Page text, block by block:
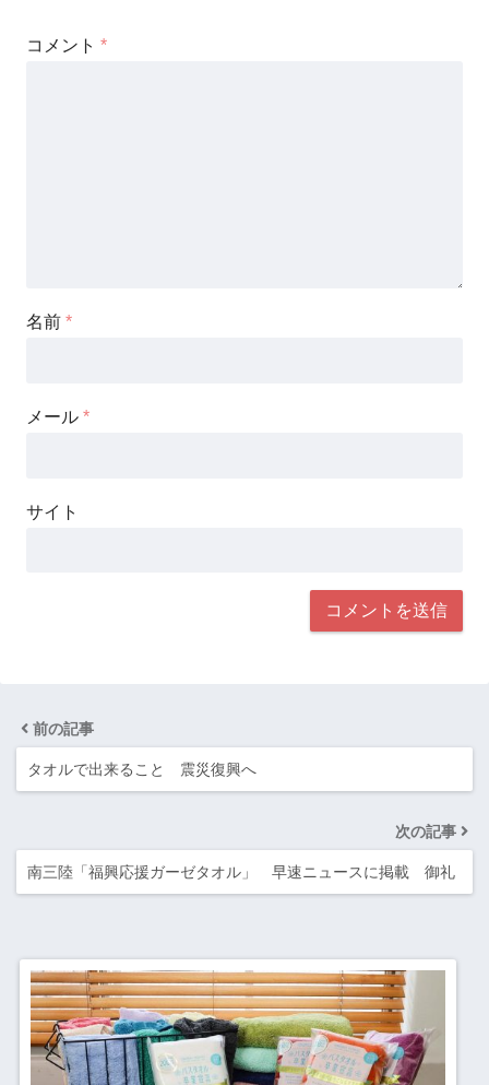
コメント *
名前 *
メール *
サイト
前の記事
タオルで出来ること 震災復興へ
次の記事
南三陸「福興応援ガーゼタオル」 早速ニュースに掲載 御礼